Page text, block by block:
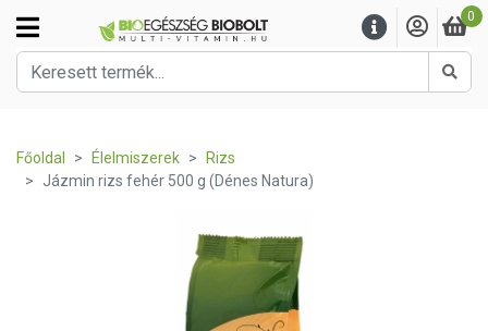
0
Főoldal Élelmiszerek
Rizs
Jázmin rizs fehér 500 g (Dénes Natura)